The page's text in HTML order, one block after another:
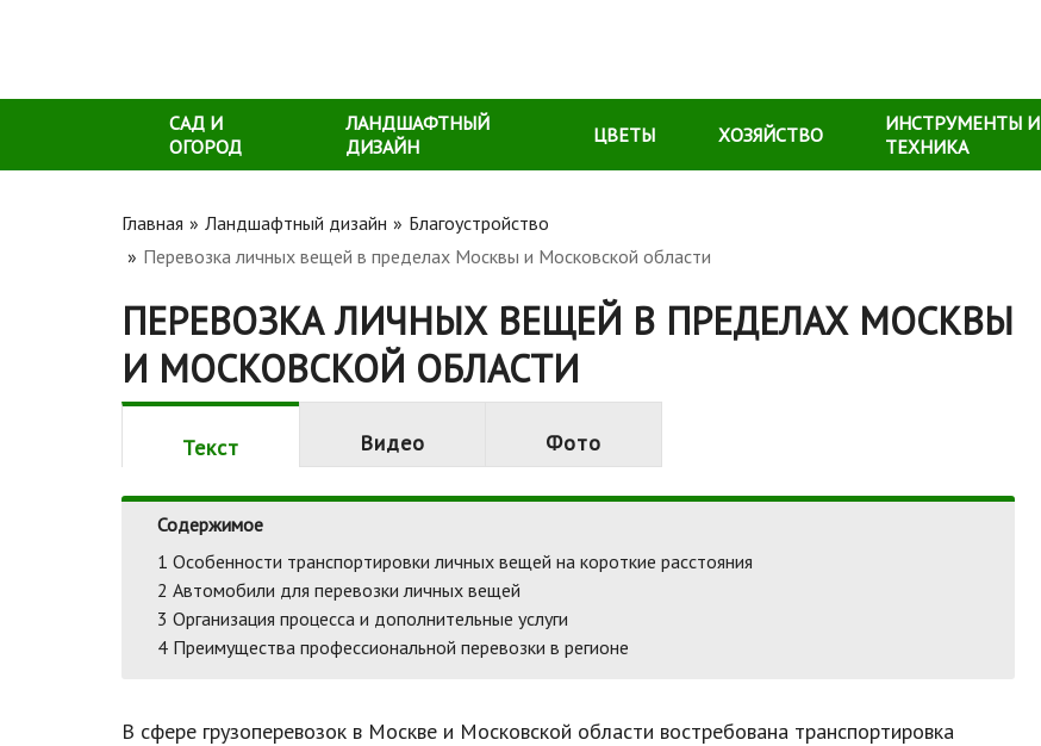
САД И
ОГОРОД
ЛАНДШАФТНЫЙ
ДИЗАЙН
ЦВЕТЫ ХОЗЯЙСТВО
ИНСТРУМЕНТЫ И
ТЕХНИКА
Главная Ландшафтный дизайн
Благоустройство
Перевозка личных вещей в пределах Москвы и Московской области
ПЕРЕВОЗКА ЛИЧНЫХ ВЕЩЕЙ В ПРЕДЕЛАХ МОСКВЫ
И МОСКОВСКОЙ ОБЛАСТИ
Текст Видео Фото
Содержимое
1 Особенности транспортировки личных вещей на короткие расстояния
2 Автомобили для перевозки личных вещей
3 Организация процесса и дополнительные услуги
4 Преимущества профессиональной перевозки в регионе
В сфере грузоперевозок в Москве и Московской области востребована транспортировка